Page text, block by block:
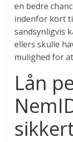
en bedre
indenfor kort
sandsynligvis
ellers skulle
mulighed for
Lån